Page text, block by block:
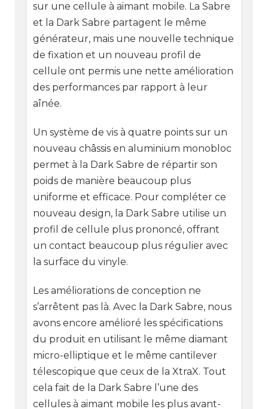
sur une cellule à aimant mobile. La Sabre
et la Dark Sabre partagent le même
générateur, mais une nouvelle technique
de fixation et un nouveau profil de
cellule ont permis une nette amélioration
des performances par rapport à leur
aînée.
Un système de vis à quatre points sur un
nouveau châssis en aluminium monobloc
permet à la Dark Sabre de répartir son
poids de manière beaucoup plus
uniforme et efficace. Pour compléter ce
nouveau design, la Dark Sabre utilise un
profil de cellule plus prononcé, offrant
un contact beaucoup plus régulier avec
la surface du vinyle.
Les améliorations de conception ne
s’arrêtent pas là. Avec la Dark Sabre, nous
avons encore amélioré les spécifications
du produit en utilisant le même diamant
micro-elliptique et le même cantilever
télescopique que ceux de la XtraX. Tout
cela fait de la Dark Sabre l’une des
cellules à aimant mobile les plus avant-